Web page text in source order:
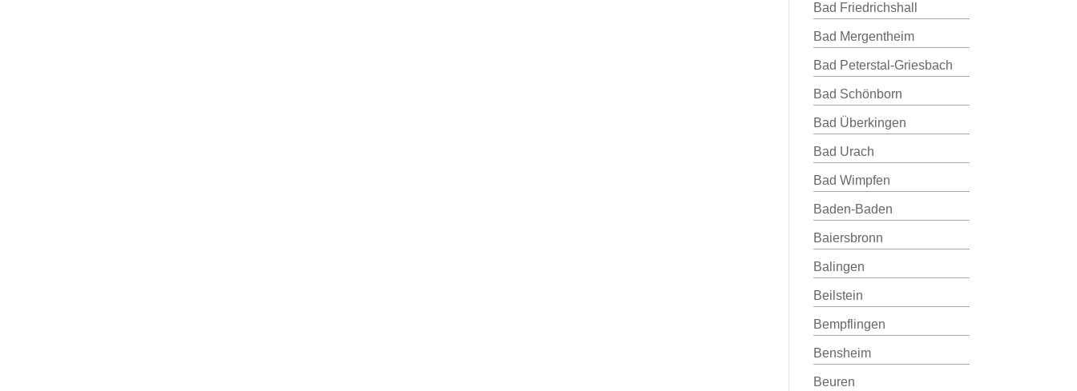
Bad Friedrichshall
Bad Mergentheim
Bad Peterstal-Griesbach
Bad Schönborn
Bad Überkingen
Bad Urach
Bad Wimpfen
Baden-Baden
Baiersbronn
Balingen
Beilstein
Bempflingen
Bensheim
Beuren